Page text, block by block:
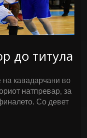
до титула
на кавадарчани во
натпревар, за
Со девет